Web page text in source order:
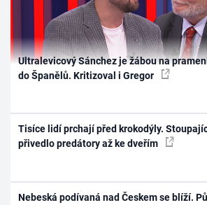
Ultralevicový Sánchez je žábou na
do Španělů. Kritizoval i Gregor
Tisíce lidí prchají před krokodýly.
přivedlo predátory až ke dveřím
Nebeská podívaná nad Českem se blíží.